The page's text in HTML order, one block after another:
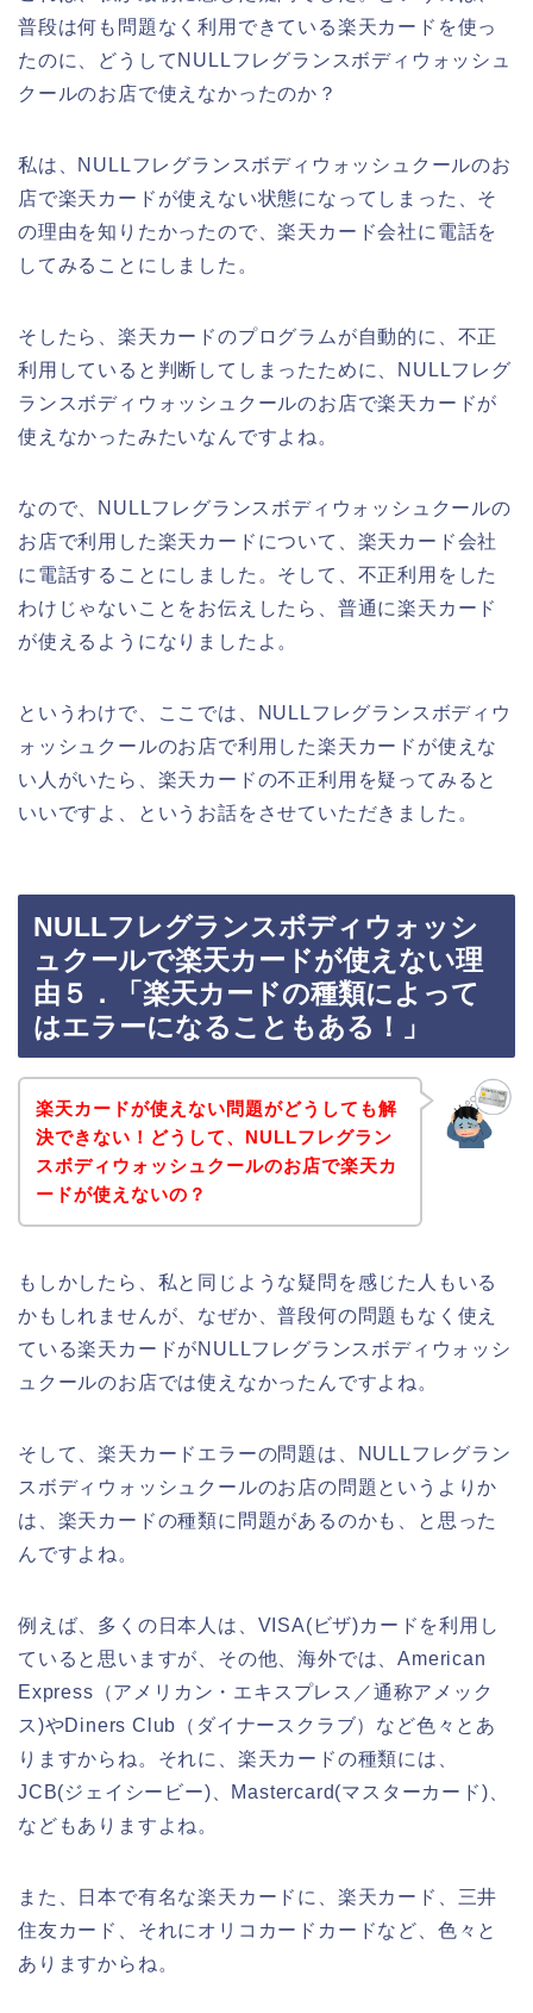
普段は何も問題なく利用できている楽天カードを使っ
たのに、どうしてNULLフレグランスボディウォッシュ
クールのお店で使えなかったのか？
私は、NULLフレグランスボディウォッシュクールのお
店で楽天カードが使えない状態になってしまった、そ
の理由を知りたかったので、楽天カード会社に電話を
してみることにしました。
そしたら、楽天カードのプログラムが自動的に、不正
利用していると判断してしまったために、NULLフレグ
ランスボディウォッシュクールのお店で楽天カードが
使えなかったみたいなんですよね。
なので、NULLフレグランスボディウォッシュクールの
お店で利用した楽天カードについて、楽天カード会社
に電話することにしました。そして、不正利用をした
わけじゃないことをお伝えしたら、普通に楽天カード
が使えるようになりましたよ。
というわけで、ここでは、NULLフレグランスボディウ
ォッシュクールのお店で利用した楽天カードが使えな
い人がいたら、楽天カードの不正利用を疑ってみると
いいですよ、というお話をさせていただきました。
NULLフレグランスボディウォッシ
ュクールで楽天カードが使えない理
由５．「楽天カードの種類によって
はエラーになることもある！」
楽天カードが使えない問題がどうしても解
決できない！どうして、NULLフレグラン
スボディウォッシュクールのお店で楽天カ
ードが使えないの？
もしかしたら、私と同じような疑問を感じた人もいる
かもしれませんが、なぜか、普段何の問題もなく使え
ている楽天カードがNULLフレグランスボディウォッシ
ュクールのお店では使えなかったんですよね。
そして、楽天カードエラーの問題は、NULLフレグラン
スボディウォッシュクールのお店の問題というよりか
は、楽天カードの種類に問題があるのかも、と思った
んですよね。
例えば、多くの日本人は、VISA(ビザ)カードを利用し
ていると思いますが、その他、海外では、American
Express（アメリカン・エキスプレス／通称アメック
ス)やDiners Club（ダイナースクラブ）など色々とあ
りますからね。それに、楽天カードの種類には、
JCB(ジェイシービー)、Mastercard(マスターカード)、
などもありますよね。
また、日本で有名な楽天カードに、楽天カード、三井
住友カード、それにオリコカードカードなど、色々と
ありますからね。